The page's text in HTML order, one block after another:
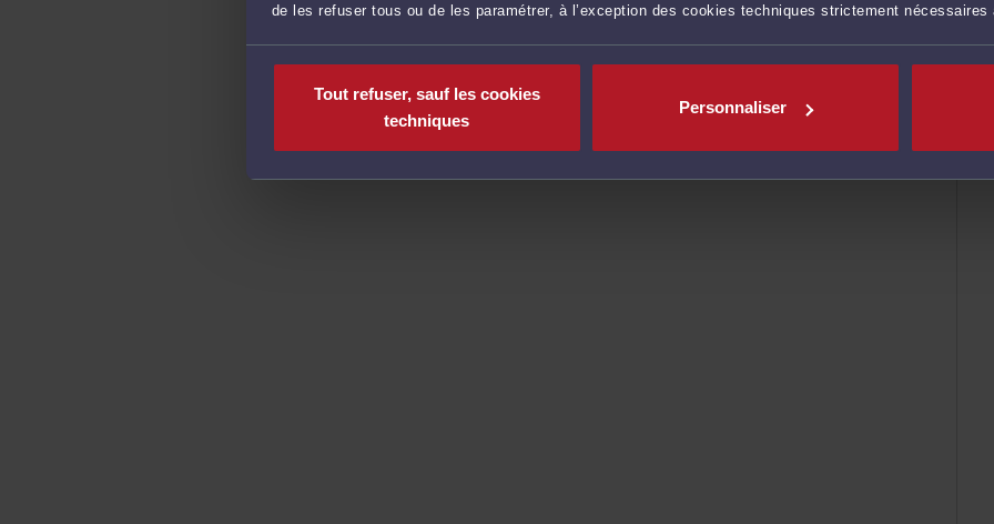
de les refuser tous ou de les paramétrer, à l’exception des cookies techniques strictement nécessaires
Tout refuser, sauf les cookies
techniques
Personnaliser